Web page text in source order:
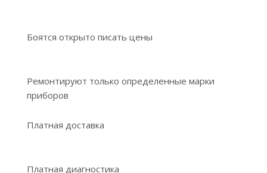
Боятся открыто писать цены
Ремонтируют только определенные марки
приборов
Платная доставка
Платная диагностика